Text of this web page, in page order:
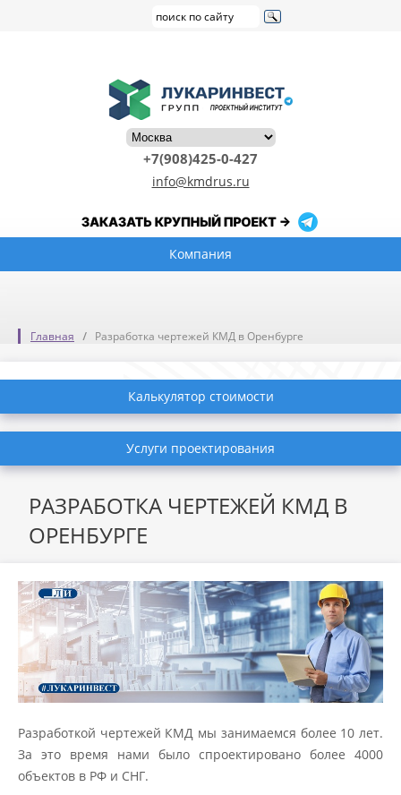
+7(908)425-0-427
info@kmdrus.ru
Компания
Главная Разработка чертежей КМД в Оренбурге
Калькулятор стоимости
Услуги проектирования
РАЗРАБОТКА ЧЕРТЕЖЕЙ КМД В
ОРЕНБУРГЕ
Разработкой чертежей КМД мы занимаемся более 10 лет.
За это время нами было спроектировано более 4000
объектов в РФ и СНГ.